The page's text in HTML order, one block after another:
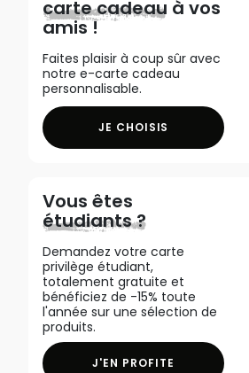
carte cadeau à vos
amis !
Faites plaisir à coup sûr avec
notre e-carte cadeau
personnalisable.
JE CHOISIS
Vous êtes
étudiants ?
Demandez votre carte
privilège étudiant,
totalement gratuite et
bénéficiez de -15% toute
l'année sur une sélection de
produits.
J'EN PROFITE